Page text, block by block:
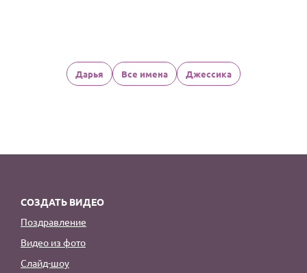
Дарья Все имена Джессика
СОЗДАТЬ ВИДЕО
Поздравление
Видео из фото
Слайд-шоу